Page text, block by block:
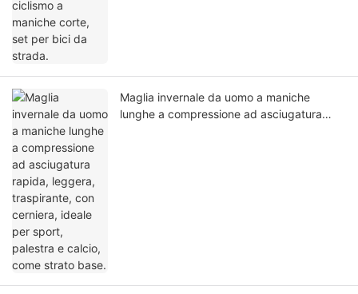
Maglia invernale da uomo a maniche
lunghe a compressione ad asciugatura